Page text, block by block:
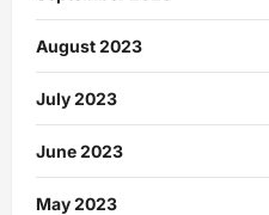
August 2023
July 2023
June 2023
May 2023